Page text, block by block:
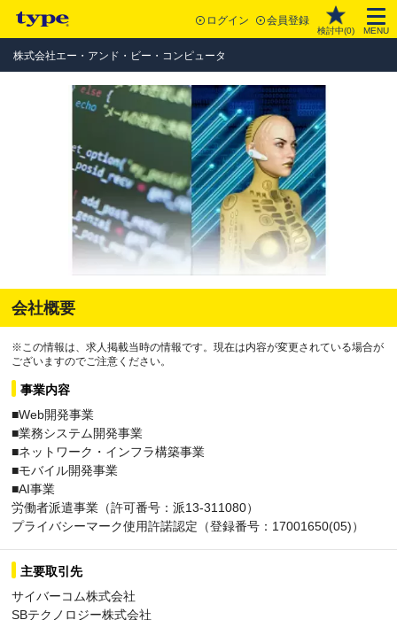
ログイン 会員登録
検討中(0) MENU
株式会社エー・アンド・ビー・コンピュータ
会社概要
※この情報は、求人掲載当時の情報です。現在は内容が変更されている場合が
ございますのでご注意ください。
事業内容
■Web開発事業
■業務システム開発事業
■ネットワーク・インフラ構築事業
■モバイル開発事業
■AI事業
労働者派遣事業（許可番号：派13-311080）
プライバシーマーク使用許諾認定（登録番号：17001650(05)）
主要取引先
サイバーコム株式会社
SBテクノロジー株式会社